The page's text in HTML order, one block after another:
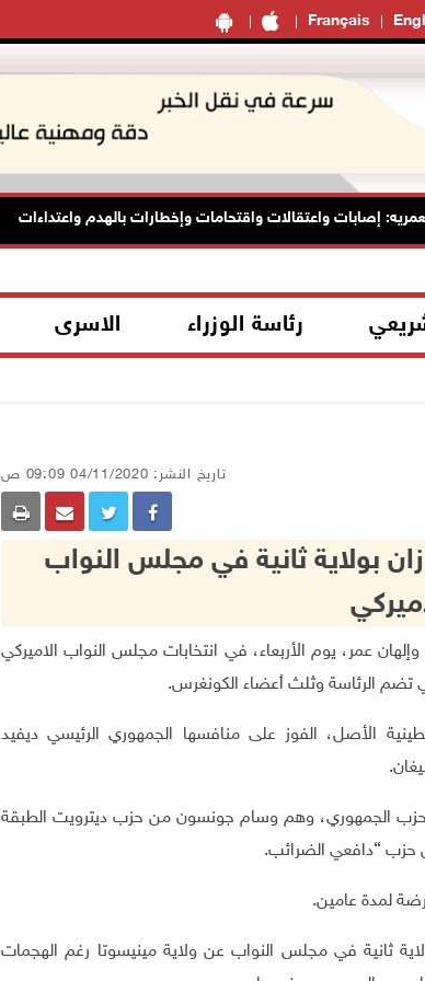
Français
إصابات واعتقالات واقتحامات وإخطارات بالهدم واعتداءات
رئاسة الوزراء الاسرى
تاريخ النشر: 04/11/2020 09:09 ص
بولاية ثانية في مجلس النواب
طليب وإلهان عمر، يوم الأربعاء، في انتخابات مجلس النواب الاميركي
تضم الرئاسة وثلث أعضاء الكونغرس.
الأصل، الفوز على منافسها الجمهوري الرئيسي ديفيد
.
الجمهوري، وهم وسام جونسون من حزب ديترويت الطبقة
حزب “دافعي الضرائب.
.
ثانية في مجلس النواب عن ولاية مينيسوتا رغم الهجمات